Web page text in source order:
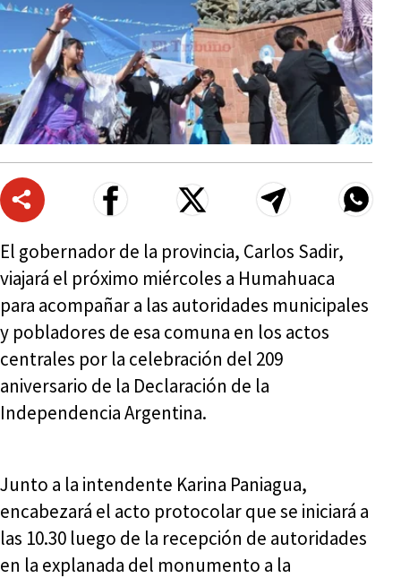
El gobernador de la provincia, Carlos Sadir,
viajará el próximo miércoles a Humahuaca
para acompañar a las autoridades municipales
y pobladores de esa comuna en los actos
centrales por la celebración del 209
aniversario de la Declaración de la
Independencia Argentina.
Junto a la intendente Karina Paniagua,
encabezará el acto protocolar que se iniciará a
las 10.30 luego de la recepción de autoridades
en la explanada del monumento a la